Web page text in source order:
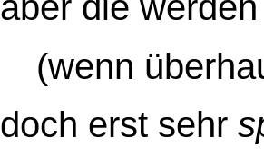
(wenn
doch erst sehr